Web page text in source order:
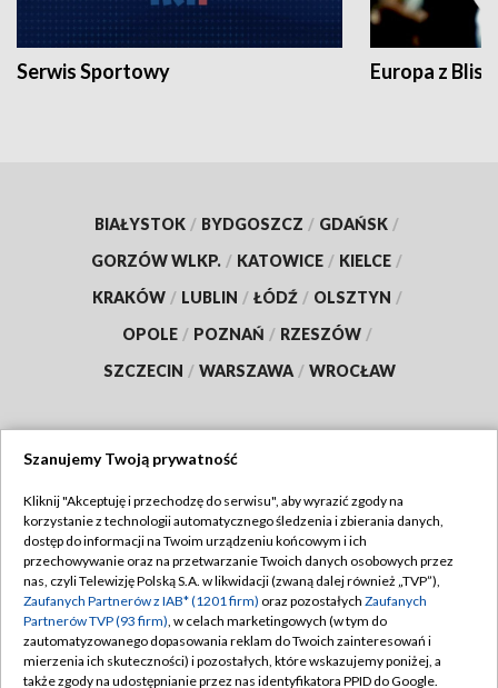
Serwis Sportowy Europa z
BIAŁYSTOK / BYDGOSZCZ / GDAŃSK /
GORZÓW WLKP. / KATOWICE / KIELCE /
KRAKÓW / LUBLIN / ŁÓDŹ / OLSZTYN /
OPOLE / POZNAŃ / RZESZÓW /
SZCZECIN / WARSZAWA / WROCŁAW
TVP
Abonament TVP
Emisja w TVP
Centrum informacji TVP
Naziemna Telewizja Cyfrowa
Regulamin TVP
Polityka prywatności
Moje zgody
Pomoc
Szanujemy Twoją prywatność
Kliknij "Akceptuję i przechodzę do serwisu", aby wyrazić zgody na
korzystanie z technologii automatycznego śledzenia i zbierania danych,
dostęp do informacji na Twoim urządzeniu końcowym i ich
przechowywanie oraz na przetwarzanie Twoich danych osobowych przez
nas, czyli Telewizję Polską S.A. w likwidacji (zwaną dalej również „TVP”),
Zaufanych Partnerów z IAB* (1201 firm) oraz pozostałych Zaufanych
Partnerów TVP (93 firm), w celach marketingowych (w tym do
zautomatyzowanego dopasowania reklam do Twoich zainteresowań i
mierzenia ich skuteczności) i pozostałych, które wskazujemy poniżej, a
także zgody na udostępnianie przez nas identyfikatora PPID do Google.